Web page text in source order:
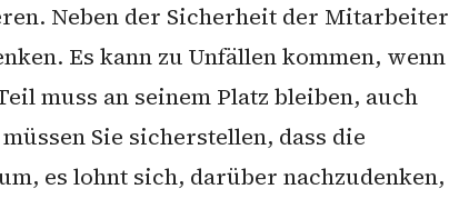
Neben der Sicherheit der Mitarbeiter
Es kann zu Unfällen kommen, wenn
muss an seinem Platz bleiben, auch
Sie sicherstellen, dass die
es lohnt sich, darüber nachzudenken,